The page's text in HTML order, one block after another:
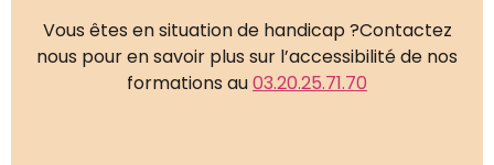
Vous êtes en situation de handicap ?Contactez
nous pour en savoir plus sur l’accessibilité de nos
formations au03.20.25.71.70